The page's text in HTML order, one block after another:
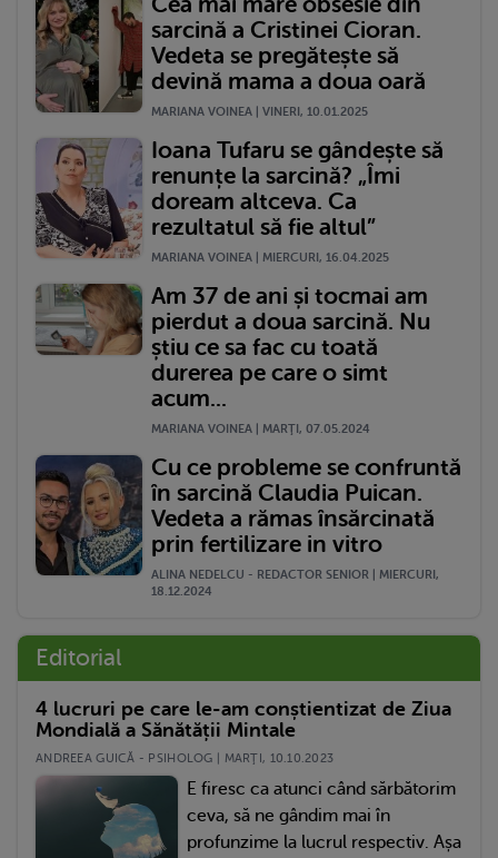
sarcină a Cristinei Cioran.
Vedeta se pregătește să
devină mama a doua oară
MARIANA VOINEA | VINERI, 10.01.2025
Ioana Tufaru se gândește să
renunțe la sarcină? „Îmi
doream altceva. Ca
rezultatul să fie altul”
MARIANA VOINEA | MIERCURI, 16.04.2025
Am 37 de ani și tocmai am
pierdut a doua sarcină. Nu
știu ce sa fac cu toată
durerea pe care o simt
acum...
MARIANA VOINEA | MARŢI, 07.05.2024
Cu ce probleme se confruntă
în sarcină Claudia Puican.
Vedeta a rămas însărcinată
prin fertilizare in vitro
ALINA NEDELCU - REDACTOR SENIOR | MIERCURI,
18.12.2024
Editorial
4 lucruri pe care le-am conștientizat de Ziua
Mondială a Sănătății Mintale
ANDREEA GUICĂ - PSIHOLOG | MARŢI, 10.10.2023
E firesc ca atunci când sărbătorim
ceva, să ne gândim mai în
profunzime la lucrul respectiv. Așa